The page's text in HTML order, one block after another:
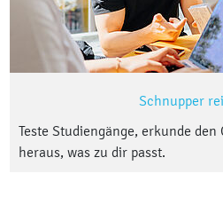
Schnupper
Teste Studiengänge, erkunde den
heraus, was zu dir passt.